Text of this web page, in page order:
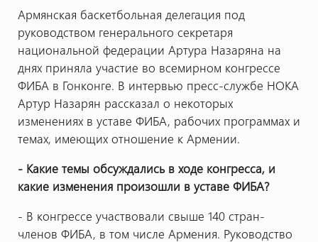
Армянская баскетбольная делегация под
руководством генерального секретаря
национальной федерации Артура Назаряна на
днях приняла участие во всемирном конгрессе
ФИБА в Гонконге. В интервью пресс-службе НОКА
Артур Назарян рассказал о некоторых
изменениях в уставе ФИБА, рабочих программах и
темах, имеющих отношение к Армении.
- Какие темы обсуждались в ходе конгресса, и
какие изменения произошли в уставе ФИБА?
- В конгрессе участвовали свыше 140 стран-
членов ФИБА, в том числе Армения. Руководство